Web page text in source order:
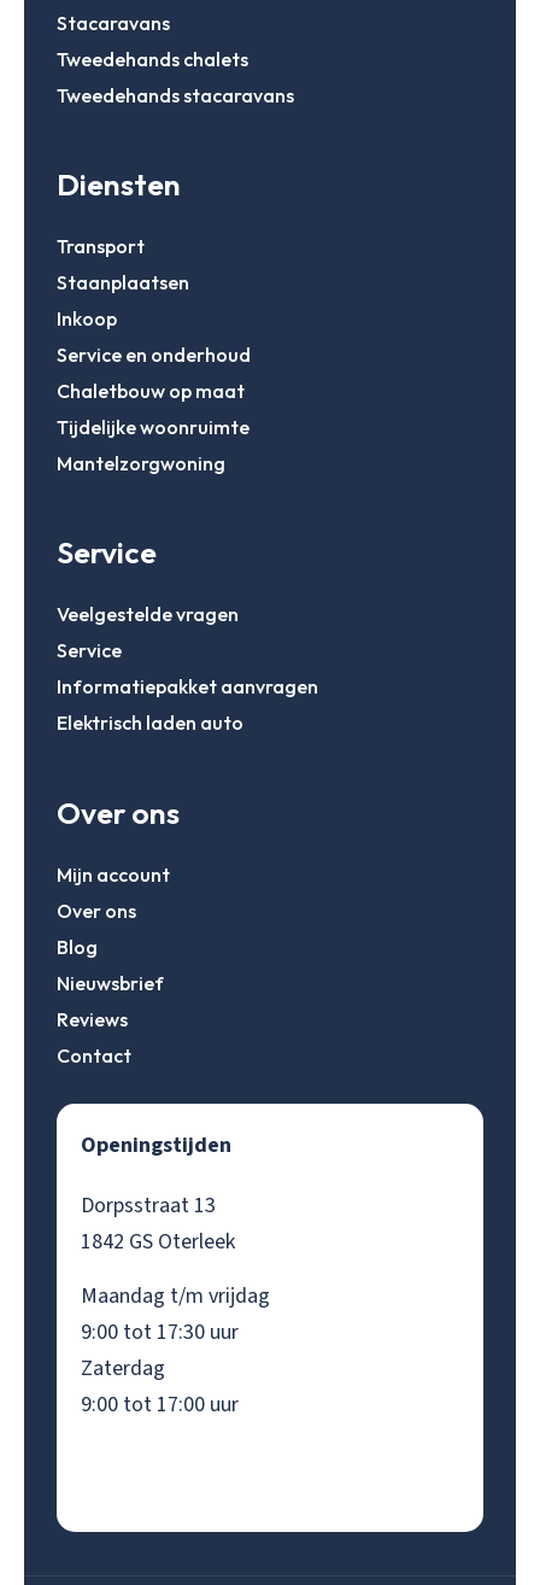
Stacaravans
Tweedehands chalets
Tweedehands stacaravans
Diensten
Transport
Staanplaatsen
Inkoop
Service en onderhoud
Chaletbouw op maat
Tijdelijke woonruimte
Mantelzorgwoning
Service
Veelgestelde vragen
Service
Informatiepakket aanvragen
Elektrisch laden auto
Over ons
Mijn account
Over ons
Blog
Nieuwsbrief
Reviews
Contact
Openingstijden
Dorpsstraat 13
1842 GS Oterleek
Maandag t/m vrijdag
9:00 tot 17:30 uur
Zaterdag
9:00 tot 17:00 uur
Inloggen
Wachtwoord
Gegevens onthouden
Zoeken